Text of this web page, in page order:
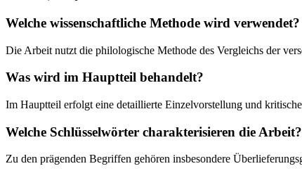
Welche wissenschaftliche Methode wird verwendet?
Die Arbeit nutzt die philologische Methode des Vergleichs der
Was wird im Hauptteil behandelt?
Im Hauptteil erfolgt eine detaillierte Einzelvorstellung und
Welche Schlüsselwörter charakterisieren die Arbeit?
Zu den prägenden Begriffen gehören insbesondere